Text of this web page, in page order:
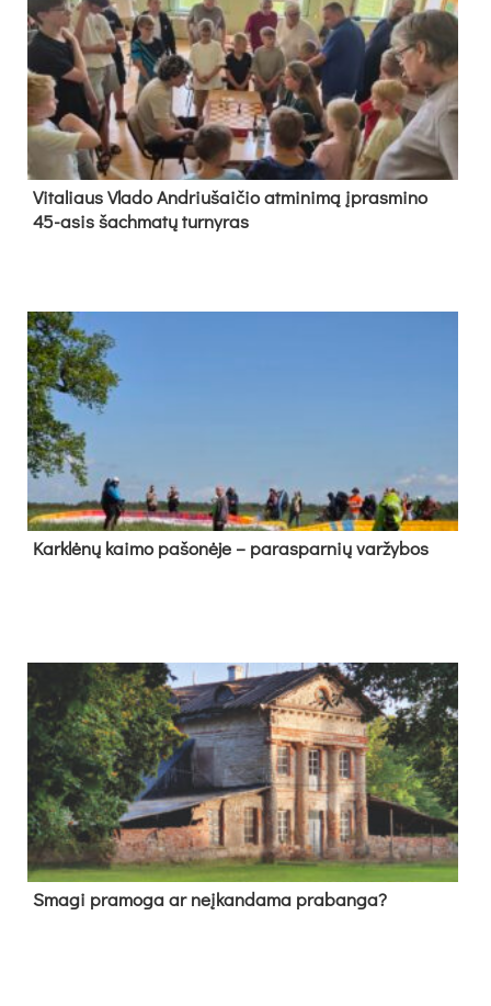
Vi­ta­liaus Vla­do And­riu­šai­čio at­mi­ni­mą įpras­mi­no
45-asis šach­ma­tų tur­ny­ras
Kark­lė­nų kai­mo pa­šo­nė­je – pa­ras­par­nių var­žy­bos
Sma­gi pra­mo­ga ar neį­kan­da­ma pra­ban­ga?